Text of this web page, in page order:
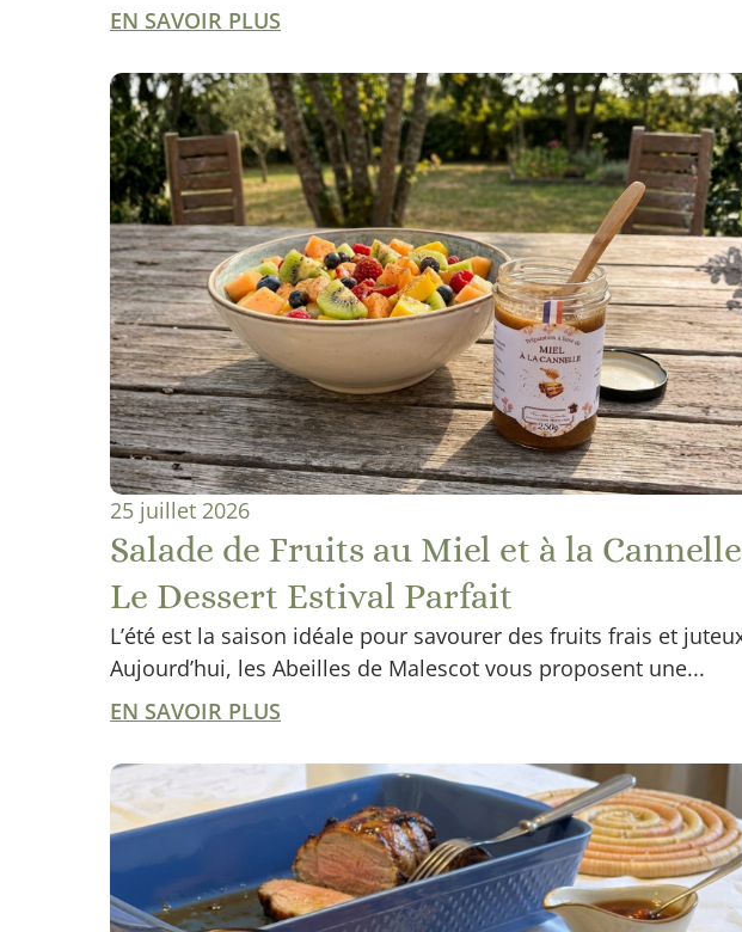
EN SAVOIR PLUS
25 juillet 2026
Salade de Fruits au Miel et à la
Le Dessert Estival Parfait
L’été est la saison idéale pour savourer des fruits frais et
Aujourd’hui, les Abeilles de Malescot vous proposent une...
EN SAVOIR PLUS